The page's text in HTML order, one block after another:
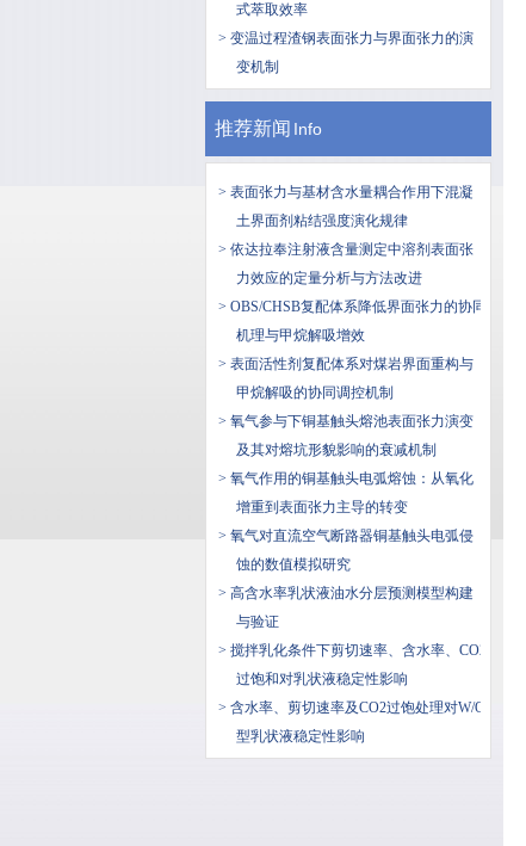
式萃取效率
> 变温过程渣钢表面张力与界面张力的演
变机制
推荐新闻 Info
> 表面张力与基材含水量耦合作用下混凝
土界面剂粘结强度演化规律
> 依达拉奉注射液含量测定中溶剂表面张
力效应的定量分析与方法改进
> OBS/CHSB复配体系降低界面张力的协同
机理与甲烷解吸增效
> 表面活性剂复配体系对煤岩界面重构与
甲烷解吸的协同调控机制
> 氧气参与下铜基触头熔池表面张力演变
及其对熔坑形貌影响的衰减机制
> 氧气作用的铜基触头电弧熔蚀：从氧化
增重到表面张力主导的转变
> 氧气对直流空气断路器铜基触头电弧侵
蚀的数值模拟研究
> 高含水率乳状液油水分层预测模型构建
与验证
> 搅拌乳化条件下剪切速率、含水率、CO2
过饱和对乳状液稳定性影响
> 含水率、剪切速率及CO2过饱处理对W/O
型乳状液稳定性影响